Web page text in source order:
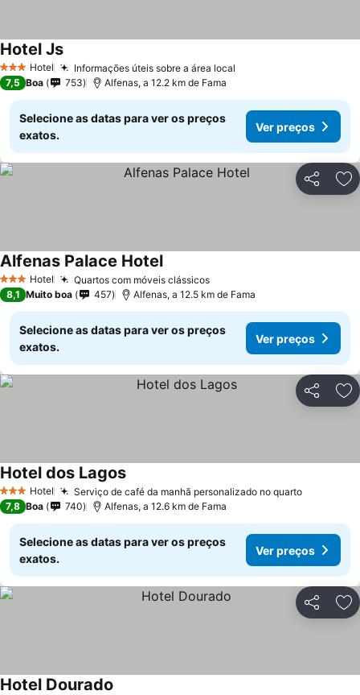
3 EstrelasHotel Informações úteis sobre a área local
Hotel Js
7,5 Boa 753 Alfenas, a 12.2 km de Fama
Selecione as datas para ver os preços
exatos.
Ver preços
Partilhar
3 EstrelasHotel Quartos com móveis clássicos
Alfenas Palace Hotel
8,1 Muito boa 457 Alfenas, a 12.5 km de Fama
Selecione as datas para ver os preços
exatos.
Ver preços
Partilhar
3 EstrelasHotel Serviço de café da manhã personalizado no quarto
Hotel dos Lagos
7,8 Boa 740 Alfenas, a 12.6 km de Fama
Selecione as datas para ver os preços
exatos.
Ver preços
Partilhar
Hotel Dourado